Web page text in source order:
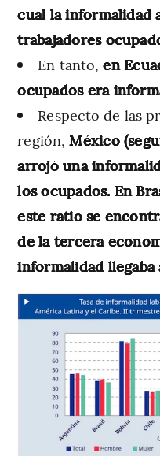
cual la informalidad
trabajadores
En tanto,en
ocupados era
Respecto de las
región, México
arrojó una
los ocupados. En
este ratio se
de la tercera
informalidad llegaba